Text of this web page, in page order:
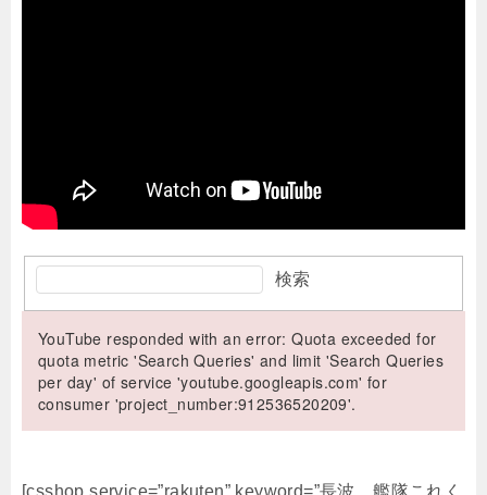
検索
YouTube responded with an error: Quota exceeded for
quota metric 'Search Queries' and limit 'Search Queries
per day' of service 'youtube.googleapis.com' for
consumer 'project_number:912536520209'.